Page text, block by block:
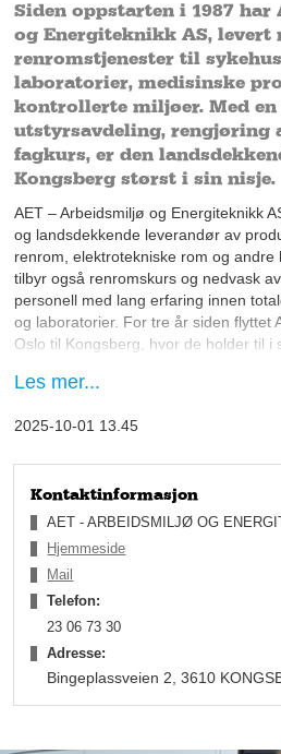
Siden oppstarten i 1987 har
og Energiteknikk AS, levert
renromstjenester til
laboratorier, medisinske
kontrollerte miljøer. Med
utstyrsavdeling, rengjøring
fagkurs, er den
Kongsberg størst i sin nisje.
AET – Arbeidsmiljø og Energiteknikk
og landsdekkende leverandør av
renrom, elektrotekniske rom og andre
tilbyr også renromskurs og nedvask
personell med lang erfaring innen
og laboratorier. For tre år siden flyttet
Oslo til Kongsberg, hvor de holder til i
Selskapet har en lang og
hovedsakelig med bygging av renrom.
Nasjonalbiblioteket i Mo i Rana. Da
flere forespørsler om de også hadde
kluter, hansker og bekledning, startet
selskapets tjenestespekter. Daglig
vært så heldig å få være med helt
har mye spennende å fortelle om
Les mer...
2025-10-01 13.45
Kontaktinformasjon
AET - ARBEIDSMILJØ OG
Hjemmeside
Mail
Telefon:
23 06 73 30
Adresse:
Bingeplassveien 2, 3610